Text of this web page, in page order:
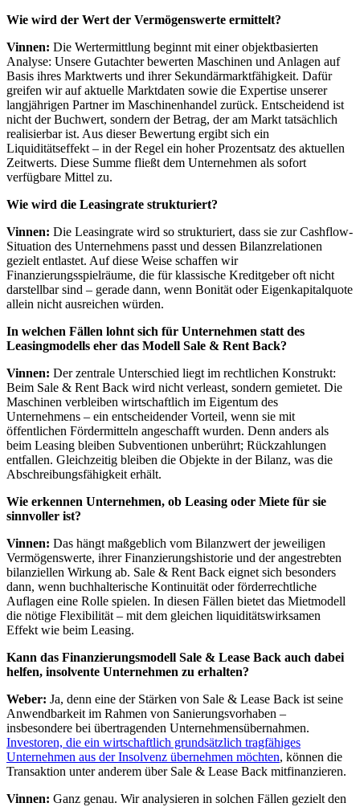
Wie wird der Wert der Vermögenswerte ermittelt?
Vinnen: Die Wertermittlung beginnt mit einer objektbasierten
Analyse: Unsere Gutachter bewerten Maschinen und Anlagen auf
Basis ihres Marktwerts und ihrer Sekundärmarktfähigkeit. Dafür
greifen wir auf aktuelle Marktdaten sowie die Expertise unserer
langjährigen Partner im Maschinenhandel zurück. Entscheidend ist
nicht der Buchwert, sondern der Betrag, der am Markt tatsächlich
realisierbar ist. Aus dieser Bewertung ergibt sich ein
Liquiditätseffekt – in der Regel ein hoher Prozentsatz des aktuellen
Zeitwerts. Diese Summe fließt dem Unternehmen als sofort
verfügbare Mittel zu.
Wie wird die Leasingrate strukturiert?
Vinnen: Die Leasingrate wird so strukturiert, dass sie zur Cashflow-
Situation des Unternehmens passt und dessen Bilanzrelationen
gezielt entlastet. Auf diese Weise schaffen wir
Finanzierungsspielräume, die für klassische Kreditgeber oft nicht
darstellbar sind – gerade dann, wenn Bonität oder Eigenkapitalquote
allein nicht ausreichen würden.
In welchen Fällen lohnt sich für Unternehmen statt des
Leasingmodells eher das Modell Sale & Rent Back?
Vinnen: Der zentrale Unterschied liegt im rechtlichen Konstrukt:
Beim Sale & Rent Back wird nicht verleast, sondern gemietet. Die
Maschinen verbleiben wirtschaftlich im Eigentum des
Unternehmens – ein entscheidender Vorteil, wenn sie mit
öffentlichen Fördermitteln angeschafft wurden. Denn anders als
beim Leasing bleiben Subventionen unberührt; Rückzahlungen
entfallen. Gleichzeitig bleiben die Objekte in der Bilanz, was die
Abschreibungsfähigkeit erhält.
Wie erkennen Unternehmen, ob Leasing oder Miete für sie
sinnvoller ist?
Vinnen: Das hängt maßgeblich vom Bilanzwert der jeweiligen
Vermögenswerte, ihrer Finanzierungshistorie und der angestrebten
bilanziellen Wirkung ab. Sale & Rent Back eignet sich besonders
dann, wenn buchhalterische Kontinuität oder förderrechtliche
Auflagen eine Rolle spielen. In diesen Fällen bietet das Mietmodell
die nötige Flexibilität – mit dem gleichen liquiditätswirksamen
Effekt wie beim Leasing.
Kann das Finanzierungsmodell Sale & Lease Back auch dabei
helfen, insolvente Unternehmen zu erhalten?
Weber: Ja, denn eine der Stärken von Sale & Lease Back ist seine
Anwendbarkeit im Rahmen von Sanierungsvorhaben –
insbesondere bei übertragenden Unternehmensübernahmen.
Investoren, die ein wirtschaftlich grundsätzlich tragfähiges
Unternehmen aus der Insolvenz übernehmen möchten, können die
Transaktion unter anderem über Sale & Lease Back mitfinanzieren.
Vinnen: Ganz genau. Wir analysieren in solchen Fällen gezielt den